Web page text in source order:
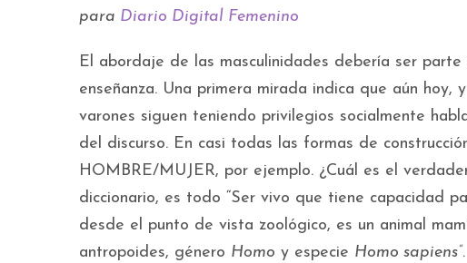
para Diario Digital Femenino
El abordaje de las masculinidades debería ser
enseñanza. Una primera mirada indica que aún
varones siguen teniendo privilegios socialmente
del discurso. En casi todas las formas de
HOMBRE/MUJER, por ejemplo. ¿Cuál es el
diccionario, es todo “Ser vivo que tiene capacidad
desde el punto de vista zoológico, es un animal
antropoides, género Homo y especie Homo sapiens”